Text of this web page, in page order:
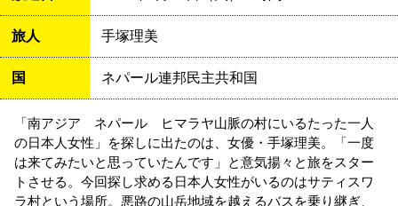
旅人 手塚理美
国 ネパール連邦民主共和国
「南アジア ネパール ヒマラヤ山脈の村にいるたった一人
の日本人女性」を探しに出たのは、女優・手塚理美。「一度
は来てみたいと思っていたんです」と意気揚々と旅をスター
トさせる。今回探し求める日本人女性がいるのはサティスワ
ラ村という場所。悪路の山岳地域を越えるバスを乗り継ぎ、